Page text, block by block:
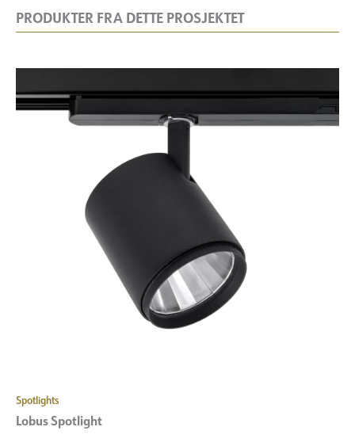
PRODUKTER FRA DETTE PROSJEKTET
Spotlights
Lobus Spotlight